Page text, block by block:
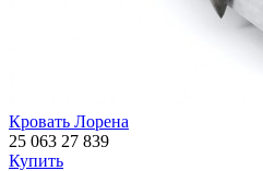
Кровать Лорена
25 063 27 839
Купить